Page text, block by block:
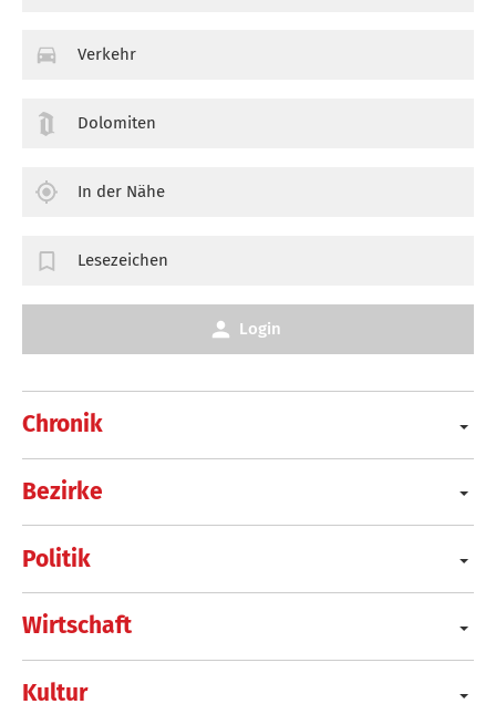
Chronik
Bezirke
Politik
Wirtschaft
Kultur
Verkehr
Dolomiten
In der Nähe
Lesezeichen
Login